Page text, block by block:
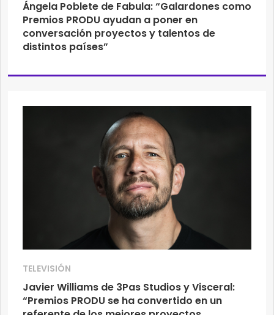
Ángela Poblete de Fabula: “Galardones como
Premios PRODU ayudan a poner en
conversación proyectos y talentos de
distintos países”
TELEVISIÓN
Javier Williams de 3Pas Studios y Visceral:
“Premios PRODU se ha convertido en un